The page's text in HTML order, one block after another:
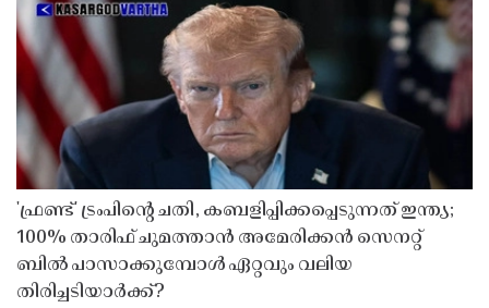
'ഫ്രണ്ട്' ട്രംപിന്റെ ചതി, കബളിപ്പിക്കപ്പെടുന്നത് ഇന്ത്യ;
100% താരിഫ് ചുമത്താൻ അമേരിക്കൻ സെനറ്റ്
ബിൽ പാസാക്കുമ്പോൾ ഏറ്റവും വലിയ
തിരിച്ചടിയാർക്ക്?